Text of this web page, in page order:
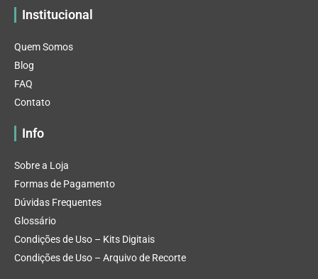
Institucional
Quem Somos
Blog
FAQ
Contato
Info
Sobre a Loja
Formas de Pagamento
Dúvidas Frequentes
Glossário
Condições de Uso – Kits Digitais
Condições de Uso – Arquivo de Recorte